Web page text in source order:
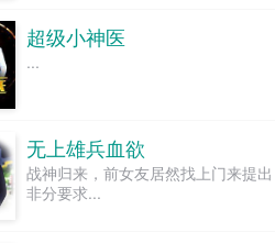
注这本书不光很黄很暴力，而且还非
41318342...
严也要查个水落石出！...
超级小神医
...
无上雄兵血欲
战神归来，前女友居然找上门来提出
非分要求...